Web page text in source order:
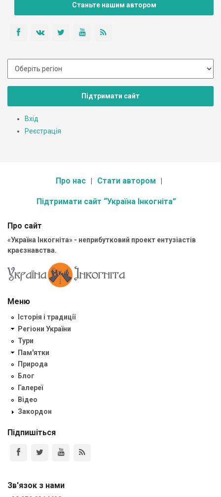
Станьте нашим автором
Підтримати сайт
Вхід
Реєстрація
Про нас Стати автором
Підтримати сайт “Україна Інкогніта”
Про сайт
«Україна Інкогніта» - неприбутковий проект ентузіастів
краєзнавства.
Меню
Історія і традиції
Регіони України
Тури
Пам'ятки
Природа
Блог
Галереї
Відео
Закордон
Підпишіться
Зв'язок з нами